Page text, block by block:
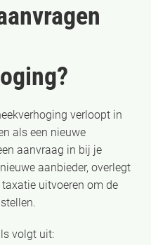
verloopt in
als een nieuwe
aanvraag in bij je
aanbieder, overlegt
uitvoeren om de
volgt uit: